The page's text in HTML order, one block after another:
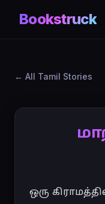
Bookstruck
All Tamil Stories
ஒரு